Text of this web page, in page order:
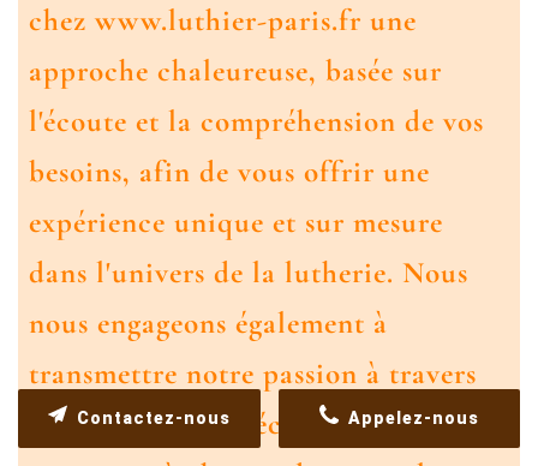
chez www.luthier-paris.fr une
approche chaleureuse, basée sur
l'écoute et la compréhension de vos
besoins, afin de vous offrir une
expérience unique et sur mesure
dans l'univers de la lutherie. Nous
nous engageons également à
transmettre notre passion à travers
des formations spécifiques, afin de
Appelez-nous
Contactez-nous